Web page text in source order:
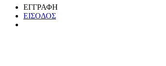
ΕΓΓΡΑΦΗ
ΕΙΣΟΔΟΣ